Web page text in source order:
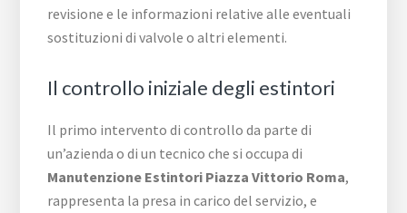
revisione e le informazioni relative alle eventuali
sostituzioni di valvole o altri elementi.
Il controllo iniziale degli estintori
Il primo intervento di controllo da parte di
un’azienda o di un tecnico che si occupa di
Manutenzione Estintori Piazza Vittorio Roma,
rappresenta la presa in carico del servizio, e